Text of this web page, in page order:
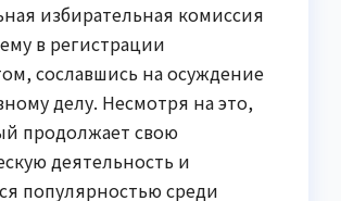
избирательная комиссия
в регистрации
сославшись на осуждение
делу. Несмотря на это,
продолжает свою
деятельность и
популярностью среди